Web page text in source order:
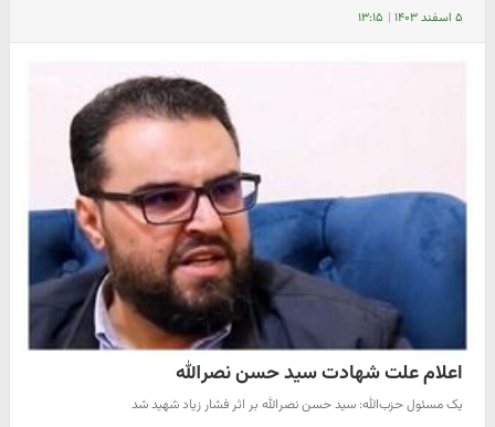
۵ اسفند ۱۴۰۳ | ۱۳:۱۵
اعلام علت شهادت سید حسن نصرالله
یک مسئول حزب‌الله: سید حسن نصرالله بر اثر فشار زیاد شهید شد